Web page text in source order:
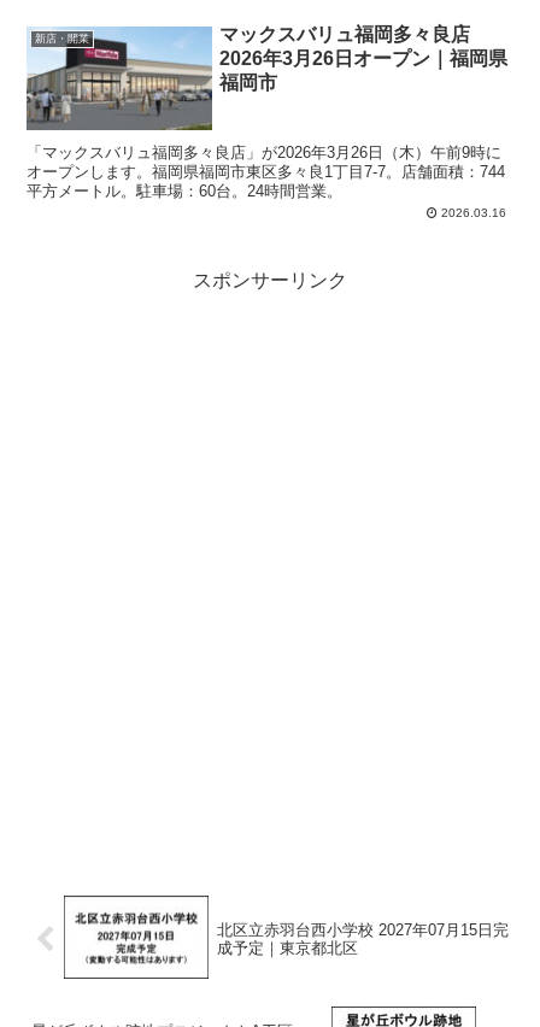
新店・開業
マックスバリュ福岡多々良店
2026年3月26日オープン｜福岡県
福岡市
「マックスバリュ福岡多々良店」が2026年3月26日（木）午前9時に
オープンします。福岡県福岡市東区多々良1丁目7-7。店舗面積：744
平方メートル。駐車場：60台。24時間営業。
2026.03.16
スポンサーリンク
北区立赤羽台西小学校 2027年07月15日完
成予定｜東京都北区